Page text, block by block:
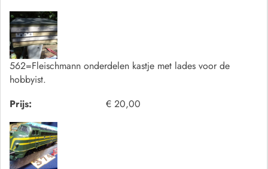
562=Fleischmann onderdelen kastje met lades voor de
hobbyist.
Prijs:
€ 20,00